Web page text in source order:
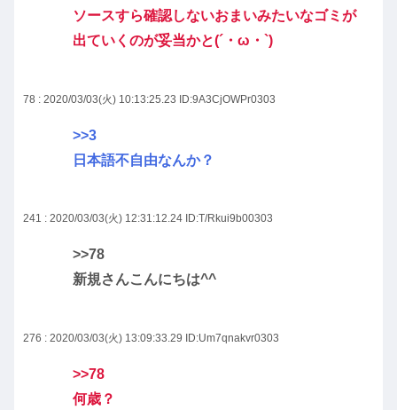
ソースすら確認しないおまいみたいなゴミが
出ていくのが妥当かと(´・ω・`)
78 : 2020/03/03(火) 10:13:25.23 ID:9A3CjOWPr0303
>>3
日本語不自由なんか？
241 : 2020/03/03(火) 12:31:12.24 ID:T/Rkui9b00303
>>78
新規さんこんにちは^^
276 : 2020/03/03(火) 13:09:33.29 ID:Um7qnakvr0303
>>78
何歳？